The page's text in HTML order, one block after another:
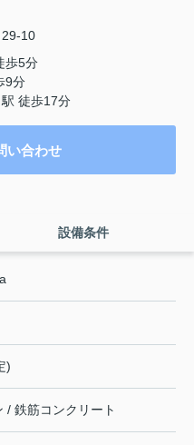
10
歩5分
9分
駅 徒歩17分
い合わせ
設備条件
)
/ 鉄筋コンクリート